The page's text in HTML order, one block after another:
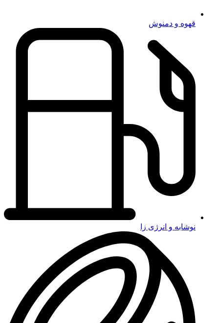
قهوه و دمنوش
نوشابه و انرژی زا